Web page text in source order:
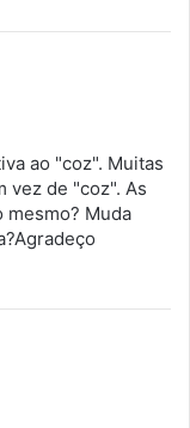
ao "coz". Muitas
vez de "coz". As
mesmo? Muda